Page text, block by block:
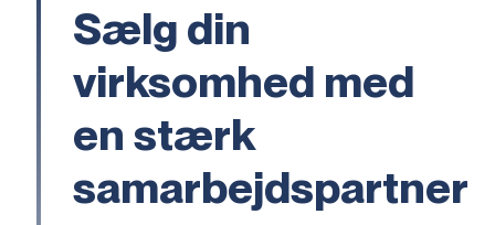
Sælg din
virksomhed med
en stærk
samarbejdspartner